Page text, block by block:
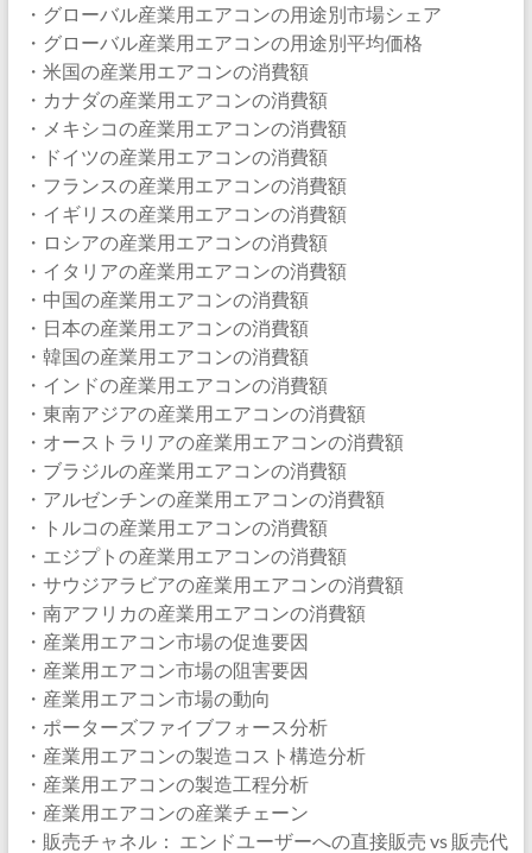
・グローバル産業用エアコンの用途別市場シェア
・グローバル産業用エアコンの用途別平均価格
・米国の産業用エアコンの消費額
・カナダの産業用エアコンの消費額
・メキシコの産業用エアコンの消費額
・ドイツの産業用エアコンの消費額
・フランスの産業用エアコンの消費額
・イギリスの産業用エアコンの消費額
・ロシアの産業用エアコンの消費額
・イタリアの産業用エアコンの消費額
・中国の産業用エアコンの消費額
・日本の産業用エアコンの消費額
・韓国の産業用エアコンの消費額
・インドの産業用エアコンの消費額
・東南アジアの産業用エアコンの消費額
・オーストラリアの産業用エアコンの消費額
・ブラジルの産業用エアコンの消費額
・アルゼンチンの産業用エアコンの消費額
・トルコの産業用エアコンの消費額
・エジプトの産業用エアコンの消費額
・サウジアラビアの産業用エアコンの消費額
・南アフリカの産業用エアコンの消費額
・産業用エアコン市場の促進要因
・産業用エアコン市場の阻害要因
・産業用エアコン市場の動向
・ポーターズファイブフォース分析
・産業用エアコンの製造コスト構造分析
・産業用エアコンの製造工程分析
・産業用エアコンの産業チェーン
・販売チャネル： エンドユーザーへの直接販売 vs 販売代